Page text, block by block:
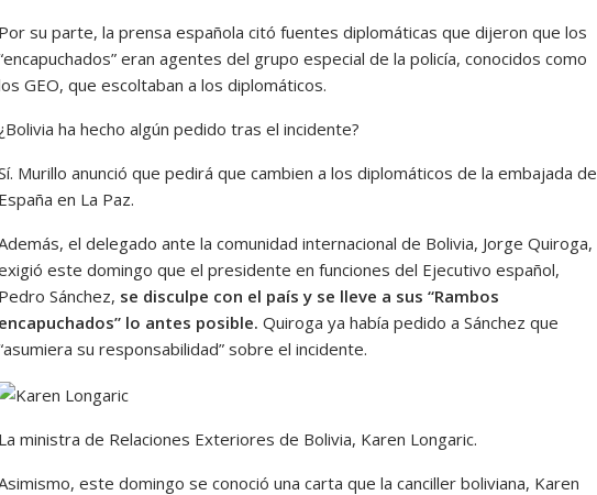
Por su parte, la prensa española citó fuentes diplomáticas que dijeron que los
eran agentes del grupo especial de la policía, conocidos como
GEO, que escoltaban a los diplomáticos.
¿Bolivia ha hecho algún pedido tras el incidente?
Murillo anunció que pedirá que cambien a los diplomáticos de la embajada de
España en La Paz.
el delegado ante la comunidad internacional de Bolivia, Jorge Quiroga,
este domingo que el presidente en funciones del Ejecutivo español,
Pedro Sánchez, se disculpe con el país y se lleve a sus “Rambos
encapuchados” lo antes posible. Quiroga ya había pedido a Sánchez que
su responsabilidad” sobre el incidente.
La ministra de Relaciones Exteriores de Bolivia, Karen Longaric.
este domingo se conoció una carta que la canciller boliviana, Karen